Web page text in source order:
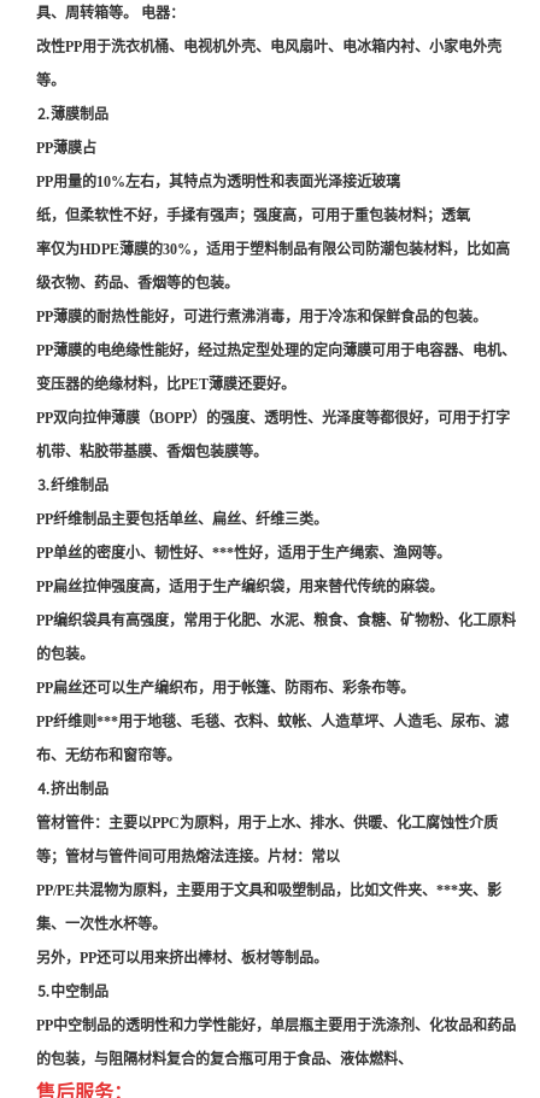
具、周转箱等。 电器：
改性PP用于洗衣机桶、电视机外壳、电风扇叶、电冰箱内衬、小家电外壳
等。
⒉薄膜制品
PP薄膜占
PP用量的10%左右，其特点为透明性和表面光泽接近玻璃
纸，但柔软性不好，手揉有强声；强度高，可用于重包装材料；透氧
率仅为HDPE薄膜的30%，适用于塑料制品有限公司防潮包装材料，比如高
级衣物、药品、香烟等的包装。
PP薄膜的耐热性能好，可进行煮沸消毒，用于冷冻和保鲜食品的包装。
PP薄膜的电绝缘性能好，经过热定型处理的定向薄膜可用于电容器、电机、
变压器的绝缘材料，比PET薄膜还要好。
PP双向拉伸薄膜（BOPP）的强度、透明性、光泽度等都很好，可用于打字
机带、粘胶带基膜、香烟包装膜等。
⒊纤维制品
PP纤维制品主要包括单丝、扁丝、纤维三类。
PP单丝的密度小、韧性好、***性好，适用于生产绳索、渔网等。
PP扁丝拉伸强度高，适用于生产编织袋，用来替代传统的麻袋。
PP编织袋具有高强度，常用于化肥、水泥、粮食、食糖、矿物粉、化工原料
的包装。
PP扁丝还可以生产编织布，用于帐篷、防雨布、彩条布等。
PP纤维则***用于地毯、毛毯、衣料、蚊帐、人造草坪、人造毛、尿布、滤
布、无纺布和窗帘等。
⒋挤出制品
管材管件：主要以PPC为原料，用于上水、排水、供暖、化工腐蚀性介质
等；管材与管件间可用热熔法连接。片材：常以
PP/PE共混物为原料，主要用于文具和吸塑制品，比如文件夹、***夹、影
集、一次性水杯等。
另外，PP还可以用来挤出棒材、板材等制品。
⒌中空制品
PP中空制品的透明性和力学性能好，单层瓶主要用于洗涤剂、化妆品和药品
的包装，与阻隔材料复合的复合瓶可用于食品、液体燃料、
售后服务：